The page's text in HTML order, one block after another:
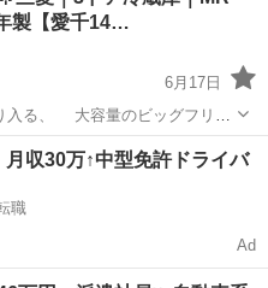
製【愛千14…
6月17日
入る、 大容量のビッグフリー
られる、 フリーアクセスデザ
...
チン家電 ドア
月収30万↑中型免許ドライバ
職
Ad